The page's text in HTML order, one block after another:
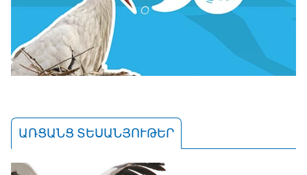
ԱՌՑԱՆՑ ՏԵՍԱՆՅՈՒԹԵՐ